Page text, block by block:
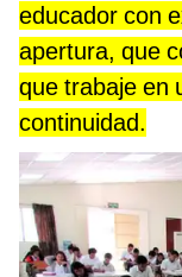
educador con
apertura, que
que trabaje en
continuidad.